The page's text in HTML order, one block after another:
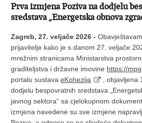
Prva izmjena Poziva na dodjelu
sredstava „Energetska obnova
Zagreb, 27. veljače 2026 -
prijavitelje kako je s danom 27. veljače
mrežnim stranicama Ministarstva
graditeljstva i državne imovine https://
portalu sustavaeKohezija
, objavljena
dodjelu bespovratnih sredstava
javnog sektora“ sa cjelokupnom
izmjena navedene su sve izmjene